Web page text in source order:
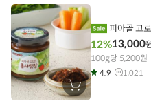
에
담
기
장
바
피아골 고
12%13,000
100g당 5,200원
4.9 1,021